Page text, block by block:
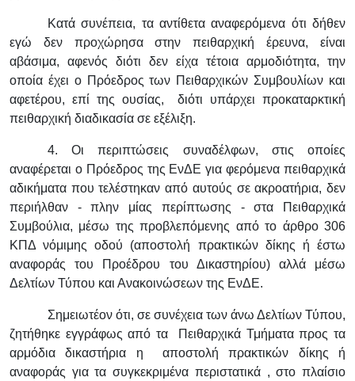
Κατά συνέπεια, τα αντίθετα αναφερόμενα ότι δήθεν
εγώ δεν προχώρησα στην πειθαρχική έρευνα, είναι
αβάσιμα, αφενός διότι δεν είχα τέτοια αρμοδιότητα, την
οποία έχει ο Πρόεδρος των Πειθαρχικών Συμβουλίων και
αφετέρου, επί της ουσίας, διότι υπάρχει προκαταρκτική
πειθαρχική διαδικασία σε εξέλιξη.
4. Οι περιπτώσεις συναδέλφων, στις οποίες
αναφέρεται ο Πρόεδρος της ΕνΔΕ για φερόμενα πειθαρχικά
αδικήματα που τελέστηκαν από αυτούς σε ακροατήρια, δεν
περιήλθαν - πλην μίας περίπτωσης - στα Πειθαρχικά
Συμβούλια, μέσω της προβλεπόμενης από το άρθρο 306
ΚΠΔ νόμιμης οδού (αποστολή πρακτικών δίκης ή έστω
αναφοράς του Προέδρου του Δικαστηρίου) αλλά μέσω
Δελτίων Τύπου και Ανακοινώσεων της ΕνΔΕ.
Σημειωτέον ότι, σε συνέχεια των άνω Δελτίων Τύπου,
ζητήθηκε εγγράφως από τα Πειθαρχικά Τμήματα προς τα
αρμόδια δικαστήρια η αποστολή πρακτικών δίκης ή
αναφοράς για τα συγκεκριμένα περιστατικά , στο πλαίσιο